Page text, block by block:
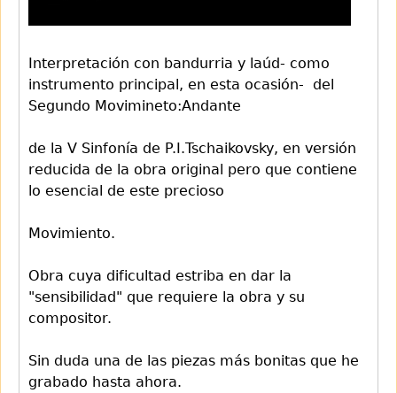
Interpretación con bandurria y laúd- como
instrumento principal, en esta ocasión- del
Segundo Movimineto:Andante
de la V Sinfonía de P.I.Tschaikovsky, en versión
reducida de la obra original pero que contiene
lo esencial de este precioso
Movimiento.
Obra cuya dificultad estriba en dar la
"sensibilidad" que requiere la obra y su
compositor.
Sin duda una de las piezas más bonitas que he
grabado hasta ahora.